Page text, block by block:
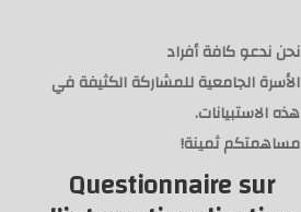
نحن ندعو كافة أفراد
الأسرةالجامعيةللمشاركة الكثيفة في
هذه الاستبيانات.
مساهمتكم ثمينة!
Questionnaire sur